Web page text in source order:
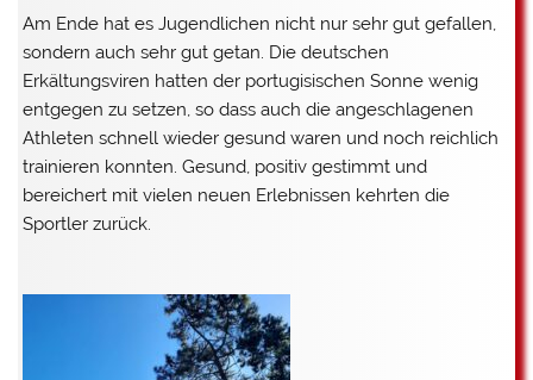
Am Ende hat es Jugendlichen nicht nur sehr gut gefallen,
sondern auch sehr gut getan. Die deutschen
Erkältungsviren hatten der portugisischen Sonne wenig
entgegen zu setzen, so dass auch die angeschlagenen
Athleten schnell wieder gesund waren und noch reichlich
trainieren konnten. Gesund, positiv gestimmt und
bereichert mit vielen neuen Erlebnissen kehrten die
Sportler zurück.